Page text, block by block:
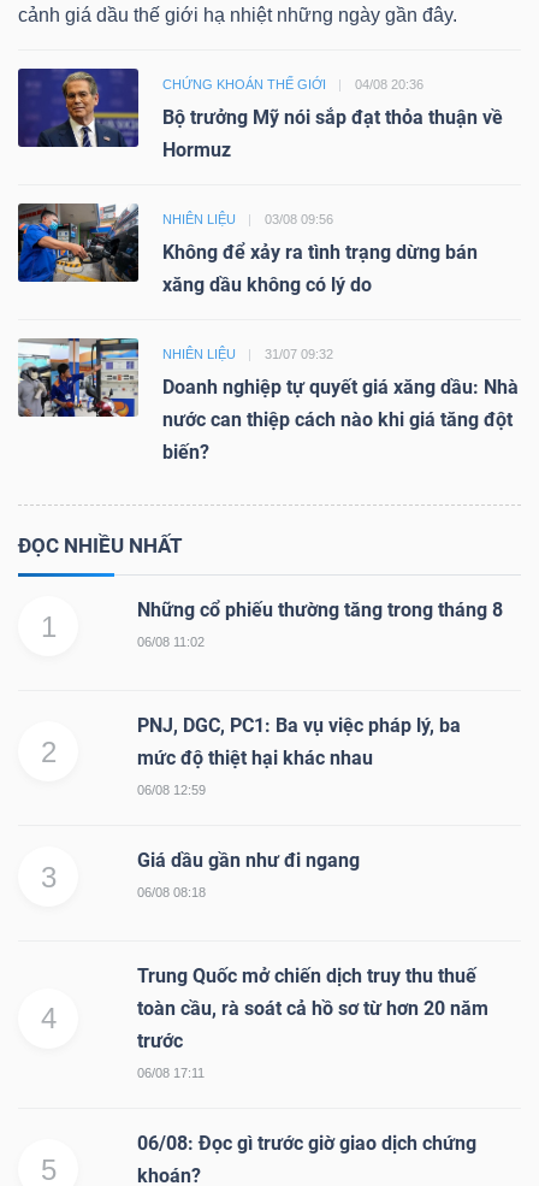
cảnh giá dầu thế giới hạ nhiệt những ngày gần đây.
CHỨNG KHOÁN THẾ GIỚI 04/08 20:36
Bộ trưởng Mỹ nói sắp đạt thỏa thuận về
Hormuz
NHIÊN LIỆU 03/08 09:56
Không để xảy ra tình trạng dừng bán
xăng dầu không có lý do
NHIÊN LIỆU 31/07 09:32
Doanh nghiệp tự quyết giá xăng dầu: Nhà
nước can thiệp cách nào khi giá tăng đột
biến?
ĐỌC NHIỀU NHẤT
1
Những cổ phiếu thường tăng trong tháng 8
06/08 11:02
2
PNJ, DGC, PC1: Ba vụ việc pháp lý, ba
mức độ thiệt hại khác nhau
06/08 12:59
3
Giá dầu gần như đi ngang
06/08 08:18
4
Trung Quốc mở chiến dịch truy thu thuế
toàn cầu, rà soát cả hồ sơ từ hơn 20 năm
trước
06/08 17:11
5
06/08: Đọc gì trước giờ giao dịch chứng
khoán?